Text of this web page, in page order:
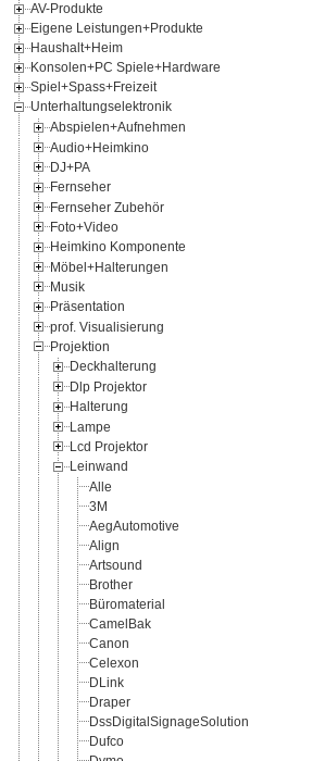
AV-Produkte
Eigene Leistungen+Produkte
Haushalt+Heim
Konsolen+PC Spiele+Hardware
Spiel+Spass+Freizeit
Unterhaltungselektronik
Abspielen+Aufnehmen
Audio+Heimkino
DJ+PA
Fernseher
Fernseher Zubehör
Foto+Video
Heimkino Komponente
Möbel+Halterungen
Musik
Präsentation
prof. Visualisierung
Projektion
Deckhalterung
Dlp Projektor
Halterung
Lampe
Lcd Projektor
Leinwand
Alle
3M
AegAutomotive
Align
Artsound
Brother
Büromaterial
CamelBak
Canon
Celexon
DLink
Draper
DssDigitalSignageSolution
Dufco